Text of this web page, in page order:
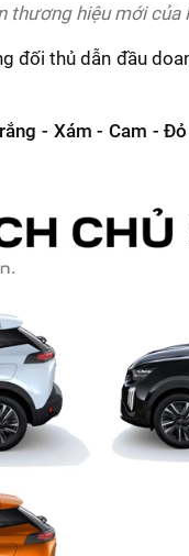
thương hiệu mới của
đối thủ dẫn đầu
- Xám - Cam -